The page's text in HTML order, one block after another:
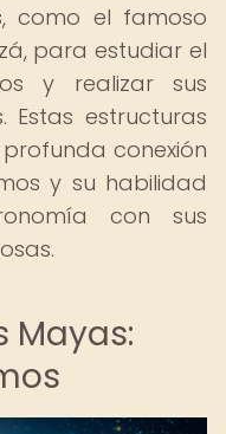
como el famoso
para estudiar el
y realizar sus
Estas estructuras
conexión
y su habilidad
con sus
Mayas: